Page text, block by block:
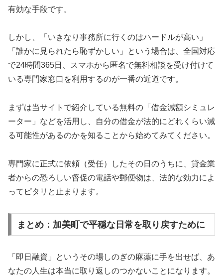
有効な手段です。
しかし、「いきなり事務所に行くのはハードルが高い」
「誰かに見られたら恥ずかしい」という場合は、全国対応
で24時間365日、スマホから匿名で無料相談を受け付けて
いる専門家窓口を利用するのが一番の近道です。
まずは当サイトで紹介している無料の「借金減額シミュレ
ーター」などを活用し、自分の借金が法的にどれくらい減
る可能性があるのかを知ることから始めてみてください。
専門家に正式に依頼（受任）したその日のうちに、貸金業
者からの恐ろしい督促の電話や郵便物は、法的な効力によ
ってピタリと止まります。
まとめ：加美町で平穏な日常を取り戻すために
「即日融資」というその場しのぎの麻薬に手を出せば、あ
なたの人生は本当に取り返しのつかないことになります。